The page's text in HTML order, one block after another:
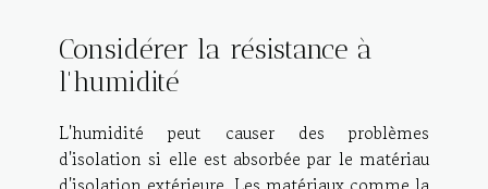
Considérer la résistance à
l'humidité
L'humidité peut causer des problèmes
d'isolation si elle est absorbée par le matériau